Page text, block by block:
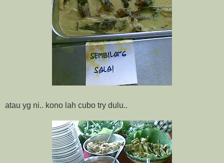
atau yg ni.. kono lah cubo try dulu..